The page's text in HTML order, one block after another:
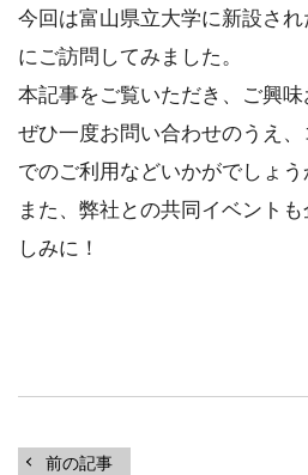
今回は富山県立大学に新設さ
にご訪問してみました。
本記事をご覧いただき、ご興味
ぜひ一度お問い合わせのうえ
でのご利用などいかがでしょう
また、弊社との共同イベント
しみに！
前の記事